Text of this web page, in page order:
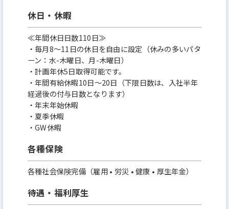
休日・休暇
≪年間休日日数110日≫
・毎月8～11日の休日を自由に設定（休みの多いパタ
ーン：水-木曜日、月-木曜日）
・計画年休5日取得可能です。
・年間有給休暇10日～20日（下限日数は、入社半年
経過後の付与日数となります）
・年末年始休暇
・夏季休暇
・GW休暇
各種保険
各種社会保険完備（雇用 • 労災 • 健康 • 厚生年金）
待遇・福利厚生